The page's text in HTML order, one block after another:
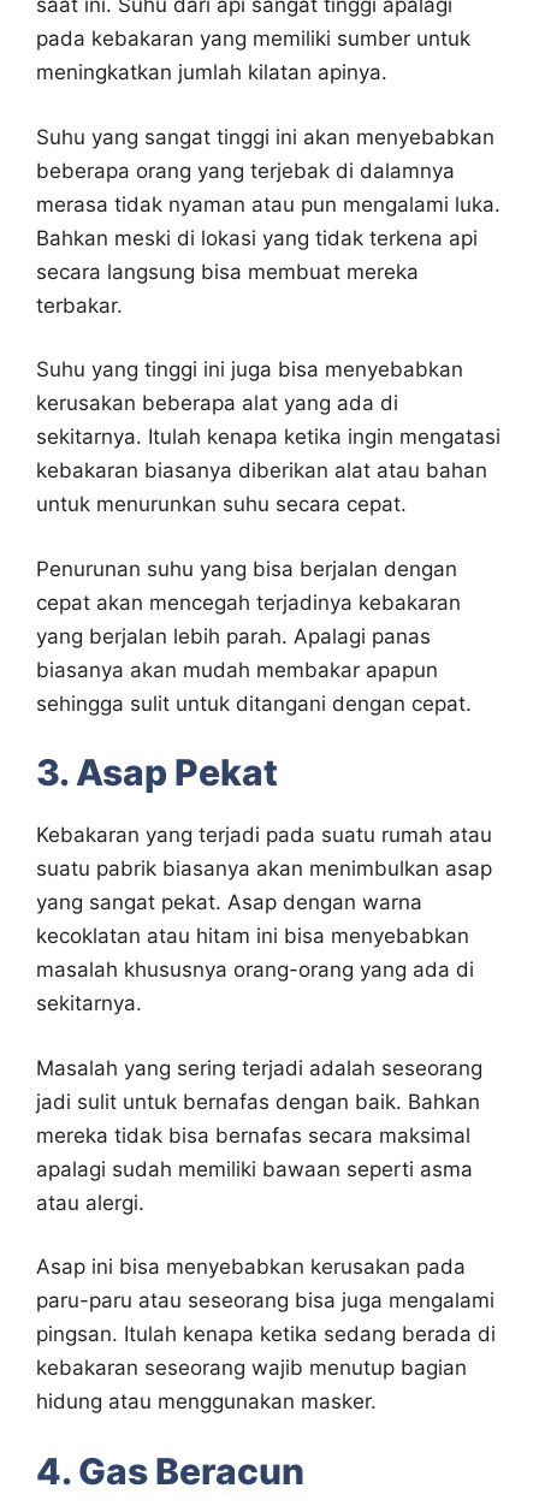
saat ini. Suhu dari api sangat tinggi apalagi
pada kebakaran yang memiliki sumber untuk
meningkatkan jumlah kilatan apinya.
Suhu yang sangat tinggi ini akan menyebabkan
beberapa orang yang terjebak di dalamnya
merasa tidak nyaman atau pun mengalami luka.
Bahkan meski di lokasi yang tidak terkena api
secara langsung bisa membuat mereka
terbakar.
Suhu yang tinggi ini juga bisa menyebabkan
kerusakan beberapa alat yang ada di
sekitarnya. Itulah kenapa ketika ingin mengatasi
kebakaran biasanya diberikan alat atau bahan
untuk menurunkan suhu secara cepat.
Penurunan suhu yang bisa berjalan dengan
cepat akan mencegah terjadinya kebakaran
yang berjalan lebih parah. Apalagi panas
biasanya akan mudah membakar apapun
sehingga sulit untuk ditangani dengan cepat.
3. Asap Pekat
Kebakaran yang terjadi pada suatu rumah atau
suatu pabrik biasanya akan menimbulkan asap
yang sangat pekat. Asap dengan warna
kecoklatan atau hitam ini bisa menyebabkan
masalah khususnya orang-orang yang ada di
sekitarnya.
Masalah yang sering terjadi adalah seseorang
jadi sulit untuk bernafas dengan baik. Bahkan
mereka tidak bisa bernafas secara maksimal
apalagi sudah memiliki bawaan seperti asma
atau alergi.
Asap ini bisa menyebabkan kerusakan pada
paru-paru atau seseorang bisa juga mengalami
pingsan. Itulah kenapa ketika sedang berada di
kebakaran seseorang wajib menutup bagian
hidung atau menggunakan masker.
4. Gas Beracun